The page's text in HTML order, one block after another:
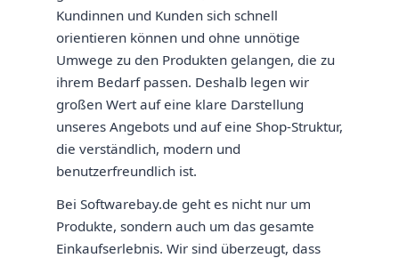
Kundinnen und Kunden sich schnell
orientieren können und ohne unnötige
Umwege zu den Produkten gelangen, die zu
ihrem Bedarf passen. Deshalb legen wir
großen Wert auf eine klare Darstellung
unseres Angebots und auf eine Shop-Struktur,
die verständlich, modern und
benutzerfreundlich ist.
Bei Softwarebay.de geht es nicht nur um
Produkte, sondern auch um das gesamte
Einkaufserlebnis. Wir sind überzeugt, dass